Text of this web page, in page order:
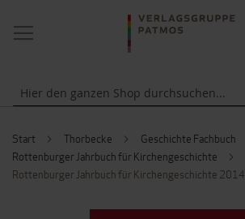
NAVIGATION
UMSCHALTEN
Start Thorbecke
Geschichte Fachbuch
Rottenburger Jahrbuch für Kirchengeschichte
Rottenburger Jahrbuch für Kirchengeschichte 2014